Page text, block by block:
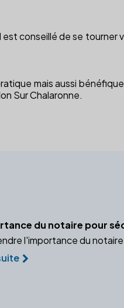
conseillé de se tourner
mais aussi
Sur Chalaronne.
du notaire pour
l'importance du